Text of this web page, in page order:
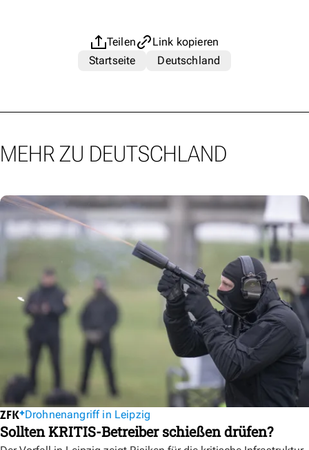
Teilen
Link kopieren
Startseite
Deutschland
MEHR ZU DEUTSCHLAND
Drohnenangriff in Leipzig
Sollten KRITIS-Betreiber schießen drüfen?